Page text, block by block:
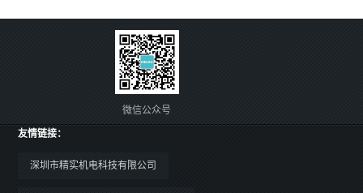
微信公众号
友情链接：
深圳市精实机电科技有限公司